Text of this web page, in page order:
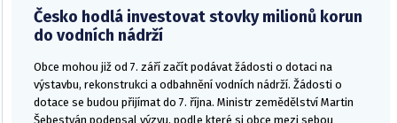
Česko hodlá investovat stovky milionů korun
do vodních nádrží
Obce mohou již od 7. září začít podávat žádosti o dotaci na
výstavbu, rekonstrukci a odbahnění vodních nádrží. Žádosti o
dotace se budou přijímat do 7. října. Ministr zemědělství Martin
Šebestyán podepsal výzvu, podle které si obce mezi sebou